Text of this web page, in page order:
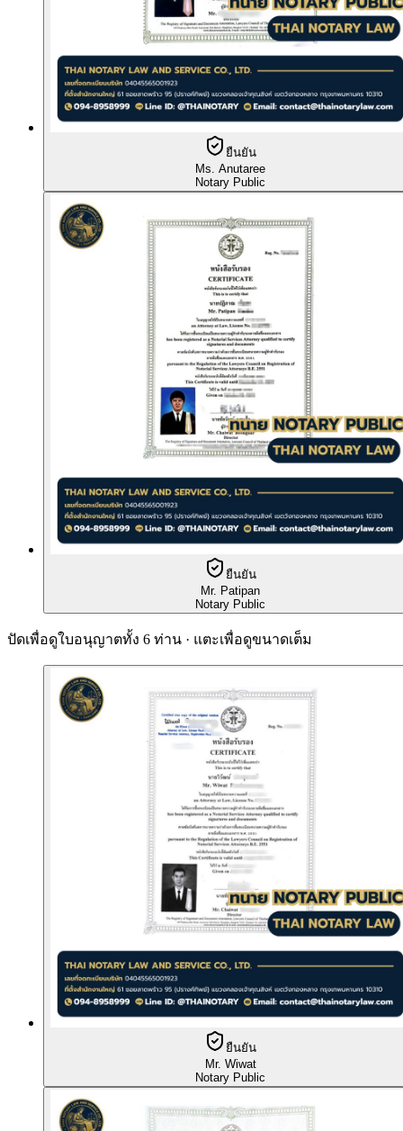
ยืนยัน
Ms. Anutaree
Notary Public
ยืนยัน
Mr. Patipan
Notary Public
ปัดเพื่อดูใบอนุญาตทั้ง 6 ท่าน · แตะเพื่อดูขนาดเต็ม
ยืนยัน
Mr. Wiwat
Notary Public